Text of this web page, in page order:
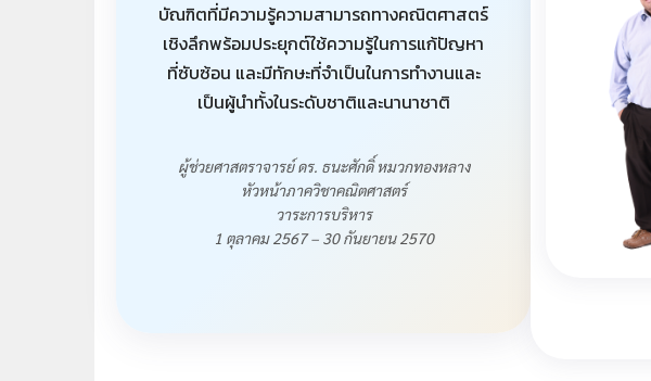
บัณฑิตที่มีความรู้ความสามารถทางคณิตศาสตร์
เชิงลึกพร้อมประยุกต์ใช้ความรู้ในการแก้ปัญหา
ที่ซับซ้อน และมีทักษะที่จำเป็นในการทำงานและ
เป็นผู้นำทั้งในระดับชาติและนานาชาติ
ผู้ช่วยศาสตราจารย์ ดร. ธนะศักดิ์ หมวกทองหลาง
หัวหน้าภาควิชาคณิตศาสตร์
วาระการบริหาร
1 ตุลาคม 2567 – 30 กันยายน 2570